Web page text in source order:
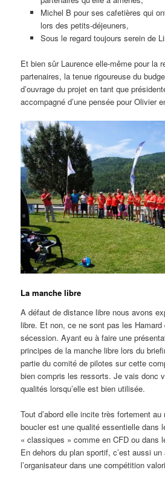
Michel B pour ses cafetières qui
lors des petits-déjeuners,
Sous le regard toujours serein de
Et bien sûr Laurence elle-même pour la
partenaires, la tenue rigoureuse du
d’ouvrage du projet en tant que
accompagné d’une pensée pour Olivier
La manche libre
A défaut de distance libre nous avons
libre. Et non, ce ne sont pas les Hamard
sécession. Ayant eu à faire une
principes de la manche libre lors du
partie du comité de pilotes sur cette
bien compris les ressorts. Je vais donc
qualités lorsqu’elle est bien utilisée.
Tout d’abord elle incite très fortement
boucler est une qualité essentielle dans
« classiques » comme en CFD ou dans
En dehors du plan sportif, c’est aussi
l’organisateur dans une compétition